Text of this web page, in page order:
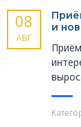
08
АВГ
и
вырос.